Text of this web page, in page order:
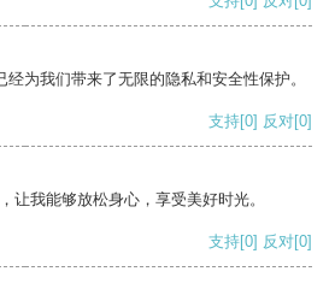
为我们带来了无限的隐私和安全性保护。
支持[0] 反对[0]
让我能够放松身心，享受美好时光。
支持[0] 反对[0]